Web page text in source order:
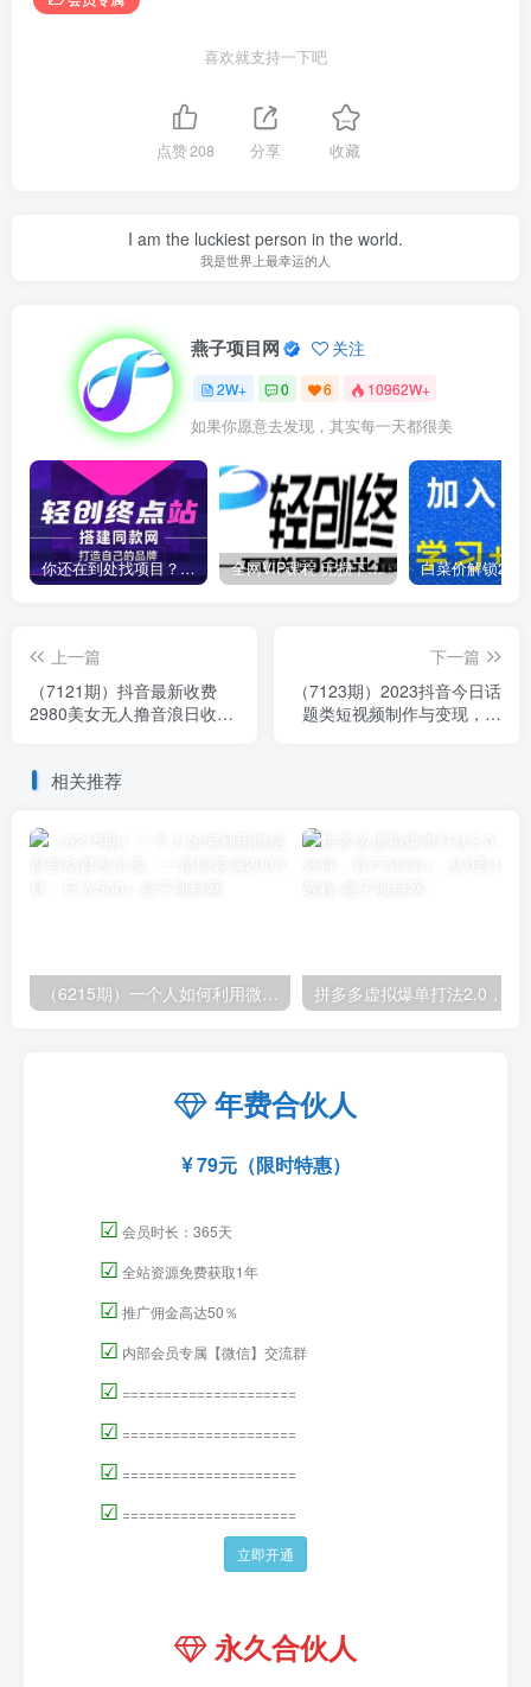
喜欢就支持一下吧
点赞208 分享 收藏
I am the luckiest person in the world.
我是世界上最幸运的人
燕子项目网 关注
2W+ 0 6 10962W+
如果你愿意去发现，其实每一天都很美
你还在到处找项目？还在当韭菜？我靠卖项目一个月收入5万+，曾经我也是个失败者。 全网VIP课程 无损下载~
上一篇
（7121期）抖音最新收费
2980美女无人撸音浪日收益
下一篇
（7123期）2023抖音今日话
题类短视频制作与变现，人
相关推荐
年费合伙人
79元（限时特惠）
☑ 会员时长：365天
☑ 全站资源免费获取1年
☑ 推广佣金高达50％
☑ 内部会员专属【微信】交流群
☑ =====================
☑ =====================
☑ =====================
☑ =====================
立即开通
永久合伙人